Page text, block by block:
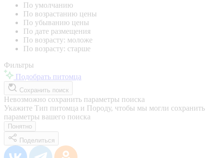
По умолчанию
По возрастанию цены
По убыванию цены
По дате размещения
По возрасту: моложе
По возрасту: старше
Фильтры
Подобрать питомца
Сохранить поиск
Невозможно сохранить параметры поиска
Укажите Тип питомца и Породу, чтобы мы могли сохранить
параметры вашего поиска
Понятно
Поделиться